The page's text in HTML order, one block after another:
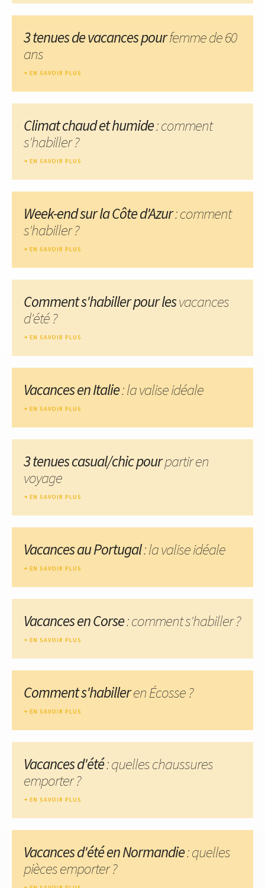
3 tenues de vacances pourfemme de 60
ans
EN SAVOIR PLUS
Climat chaud et humide: comment
s'habiller ?
EN SAVOIR PLUS
Week-end sur la Côte d'Azur: comment
s'habiller ?
EN SAVOIR PLUS
Comment s'habiller pour lesvacances
d'été ?
EN SAVOIR PLUS
Vacances en Italie: la valise idéale
EN SAVOIR PLUS
3 tenues casual/chic pourpartir en
voyage
EN SAVOIR PLUS
Vacances au Portugal: la valise idéale
EN SAVOIR PLUS
Vacances en Corse: comment s'habiller ?
EN SAVOIR PLUS
Comment s'habilleren Écosse ?
EN SAVOIR PLUS
Vacances d'été: quelles chaussures
emporter ?
EN SAVOIR PLUS
Vacances d'été en Normandie: quelles
pièces emporter ?